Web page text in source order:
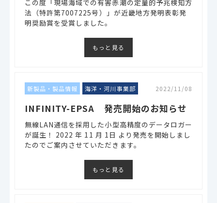
この度「現場海域での有害赤潮の定量的予兆検知方
法（特許第7007225号）」が近畿地方発明表彰発
明奨励賞を受賞しました。
もっと見る
新製品・製品情報 海洋・河川事業部 2022/11/08
INFINITY-EPSA 発売開始のお知らせ
無線LAN通信を採用した小型高精度のデータロガー
が誕生！ 2022 年 11 月 1日 より発売を開始しまし
たのでご案内させていただきます。
もっと見る